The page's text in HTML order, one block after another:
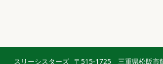
スリーシスターズ 〒515-1725 三重県松阪市